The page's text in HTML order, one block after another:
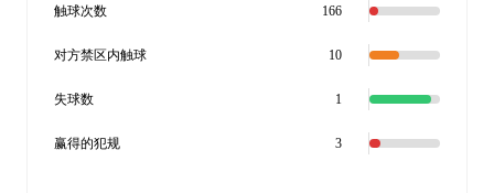
触球次数 166
对方禁区内触球 10
失球数 1
赢得的犯规 3